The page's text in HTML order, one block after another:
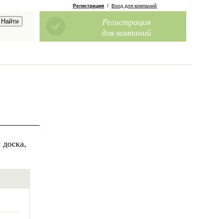
Регистрация / Вход для компаний
Регистрация
для компаний